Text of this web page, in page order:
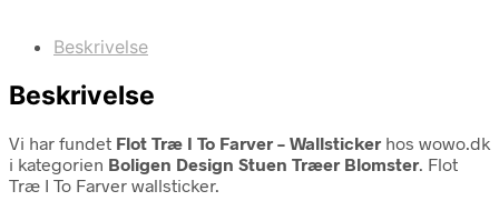
Beskrivelse
Beskrivelse
Vi har fundet Flot Træ I To Farver – Wallsticker hos wowo.dk
i kategorien Boligen Design Stuen Træer Blomster. Flot
Træ I To Farver wallsticker.